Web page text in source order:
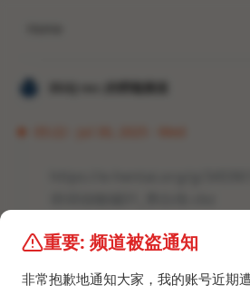
𝐙𝐆𝐐 ɪɴᴄ.的唠嗑频道
诗词动物城02_杜甫传.cbz
重要: 频道被盗通知
非常抱歉地通知大家，我的账号近期